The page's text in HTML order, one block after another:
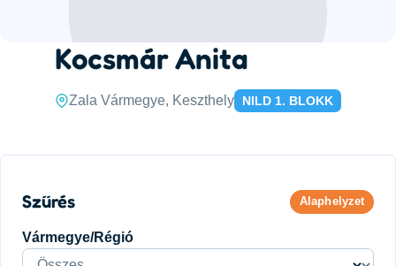
Kocsmár Anita
Zala Vármegye, Keszthely NILD 1. BLOKK
Szűrés Alaphelyzet
Vármegye/Régió